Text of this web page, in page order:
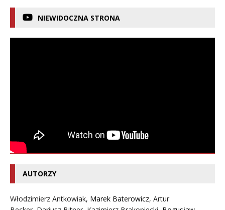
NIEWIDOCZNA STRONA
AUTORZY
Włodzimierz Antkowiak, Marek Baterowicz, Artur